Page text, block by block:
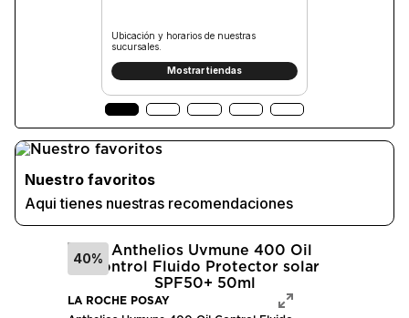
Ubicación y horarios de nuestras
sucursales.
Mostrar tiendas
Nuestro favoritos
Aqui tienes nuestras recomendaciones
40%
LA ROCHE POSAY